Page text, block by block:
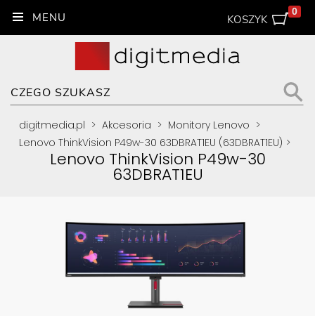
KOSZYK
0
digitmedia.pl > Akcesoria > Monitory Lenovo >
Lenovo ThinkVision P49w-30 63DBRAT1EU (63DBRAT1EU) >
Lenovo ThinkVision P49w-30
63DBRAT1EU